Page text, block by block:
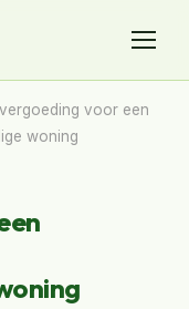
voor een
woning